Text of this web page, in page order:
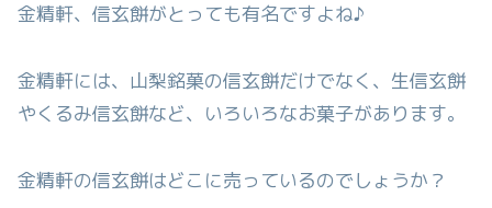
金精軒、信玄餅がとっても有名ですよね♪
金精軒には、山梨銘菓の信玄餅だけでなく、生信玄餅
やくるみ信玄餅など、いろいろなお菓子があります。
金精軒の信玄餅はどこに売っているのでしょうか？